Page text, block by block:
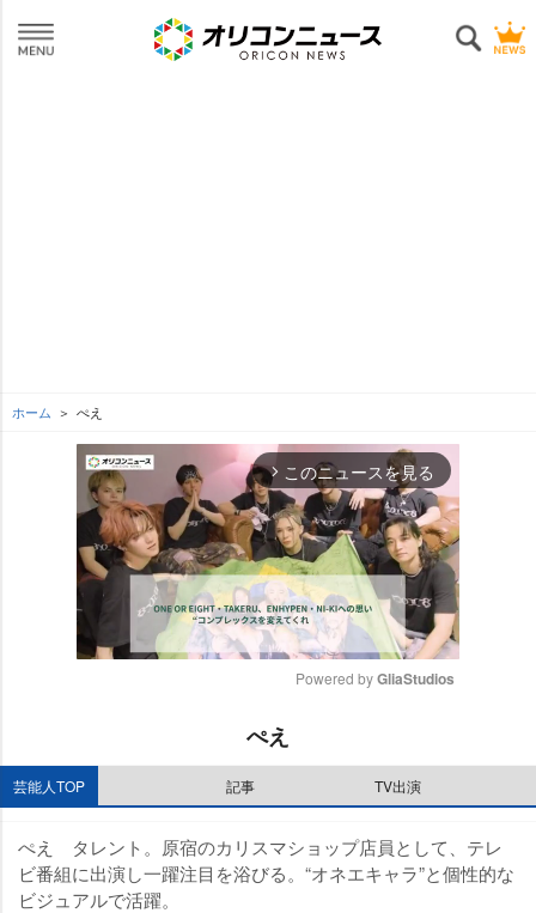
ホーム ぺえ
arrow_forward_ios このニュースを見る
t
e
Powered by GliaStudios
ぺえ
芸能人TOP 記事 TV出演
ぺえ タレント。原宿のカリスマショップ店員として、テレ
ビ番組に出演し一躍注目を浴びる。“オネエキャラ”と個性的な
ビジュアルで活躍。